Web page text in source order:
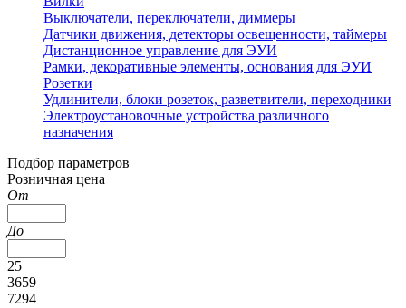
Выключатели, переключатели, диммеры
Датчики движения, детекторы освещенности, таймеры
Дистанционное управление для ЭУИ
Рамки, декоративные элементы, основания для ЭУИ
Розетки
Удлинители, блоки розеток, разветвители, переходники
Электроустановочные устройства различного
назначения
Подбор параметров
Розничная цена
От
До
25
3659
7294